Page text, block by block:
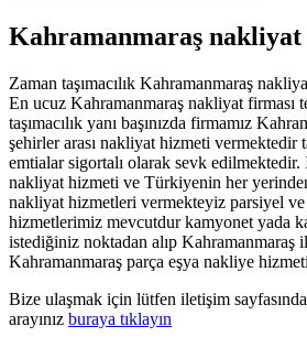
Kahramanmaraş nakliyat
Zaman taşımacılık Kahramanmaraş
En ucuz Kahramanmaraş nakliyat firması
taşımacılık yanı başınızda firmamız
şehirler arası nakliyat hizmeti vermektedir
emtialar sigortalı olarak sevk
nakliyat hizmeti ve Türkiyenin her
nakliyat hizmetleri vermekteyiz parsiyel
hizmetlerimiz mevcutdur kamyonet yada
istediğiniz noktadan alıp Kahramanmaraş
Kahramanmaraş parça eşya nakliye
Bize ulaşmak için lütfen iletişim
arayınız buraya tıklayın